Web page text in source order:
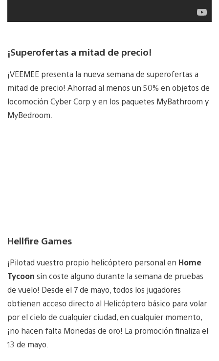
¡Superofertas a mitad de precio!
¡VEEMEE presenta la nueva semana de superofertas a
mitad de precio! Ahorrad al menos un 50% en objetos de
locomoción Cyber Corp y en los paquetes MyBathroom y
MyBedroom.
Hellfire Games
¡Pilotad vuestro propio helicóptero personal en Home
Tycoon sin coste alguno durante la semana de pruebas
de vuelo! Desde el 7 de mayo, todos los jugadores
obtienen acceso directo al Helicóptero básico para volar
por el cielo de cualquier ciudad, en cualquier momento,
¡no hacen falta Monedas de oro! La promoción finaliza el
13 de mayo.